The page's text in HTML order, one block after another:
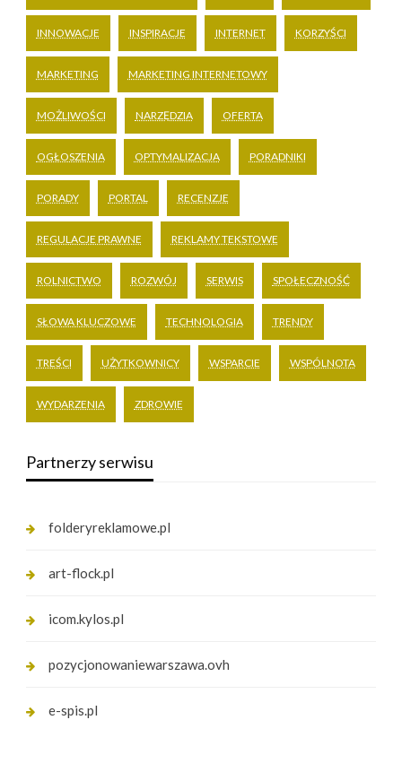
INNOWACJE INSPIRACJE INTERNET KORZYŚCI
MARKETING MARKETING INTERNETOWY
MOŻLIWOŚCI NARZĘDZIA OFERTA
OGŁOSZENIA OPTYMALIZACJA PORADNIKI
PORADY PORTAL RECENZJE
REGULACJE PRAWNE REKLAMY TEKSTOWE
ROLNICTWO ROZWÓJ SERWIS SPOŁECZNOŚĆ
SŁOWA KLUCZOWE TECHNOLOGIA TRENDY
TREŚCI UŻYTKOWNICY WSPARCIE WSPÓLNOTA
WYDARZENIA ZDROWIE
Partnerzy serwisu
folderyreklamowe.pl
art-flock.pl
icom.kylos.pl
pozycjonowaniewarszawa.ovh
e-spis.pl